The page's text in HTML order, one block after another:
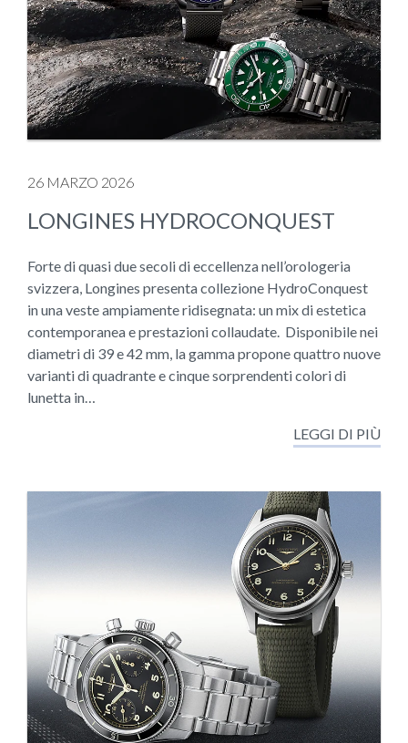
26 MARZO 2026
LONGINES HYDROCONQUEST
Forte di quasi due secoli di eccellenza nell’orologeria
svizzera, Longines presenta collezione HydroConquest
in una veste ampiamente ridisegnata: un mix di estetica
contemporanea e prestazioni collaudate. Disponibile nei
diametri di 39 e 42 mm, la gamma propone quattro nuove
varianti di quadrante e cinque sorprendenti colori di
lunetta in…
LEGGI DI PIÙ